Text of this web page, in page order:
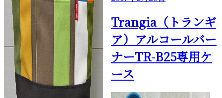
ト
ー
ト
バ
ッ
グ”
の
有
日:
Trangia（トランギ
ア）アルコールバー
ナーTR-B25専用ケ
ース